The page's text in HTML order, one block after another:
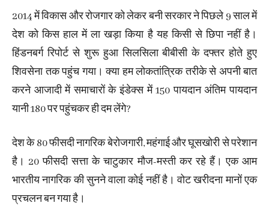
2014 में विकास और रोजगार को लेकर बनी सरकार ने पिछले 9 साल में
देश को किस हाल में ला खड़ा किया है यह किसी से छिपा नहीं है।
हिंडनबर्ग रिपोर्ट से शुरू हुआ सिलसिला बीबीसी के दफ्तर होते हुए
शिवसेना तक पहुंच गया। क्या हम लोकतांत्रिक तरीके से अपनी बात
करने आजादी में समाचारों के इंडेक्स में 150 पायदान अंतिम पायदान
यानी 180 पर पहुंचकर ही दम लेंगे?
देश के 80 फीसदी नागरिक बेरोजगारी, महंगाई और घूसखोरी से परेशान
है। 20 फीसदी सत्ता के चाटुकार मौज-मस्ती कर रहे हैं। एक आम
भारतीय नागरिक की सुनने वाला कोई नहीं है। वोट खरीदना मानों एक
प्रचलन बन गया है।